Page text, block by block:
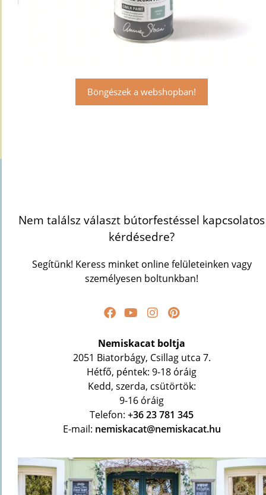
Böngészek a webshopban!
Nem találsz választ bútorfestéssel kapcsolatos
kérdésedre?
Segítünk! Keress minket online felületeinken vagy
személyesen boltunkban!
Nemiskacat boltja
2051 Biatorbágy, Csillag utca 7.
Hétfő, péntek: 9-18 óráig
Kedd, szerda, csütörtök:
9-16 óráig
Telefon:+36 23 781 345
E-mail: nemiskacat@nemiskacat.hu